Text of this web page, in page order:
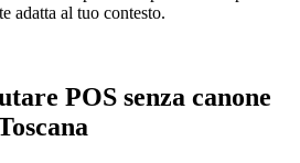
adatta al tuo contesto.
POS senza canone